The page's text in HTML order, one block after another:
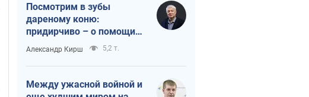
Посмотрим в зубы
дареному коню:
придирчиво – о помощи
Украине
Александр Кирш 5,2 т.
Между ужасной войной и